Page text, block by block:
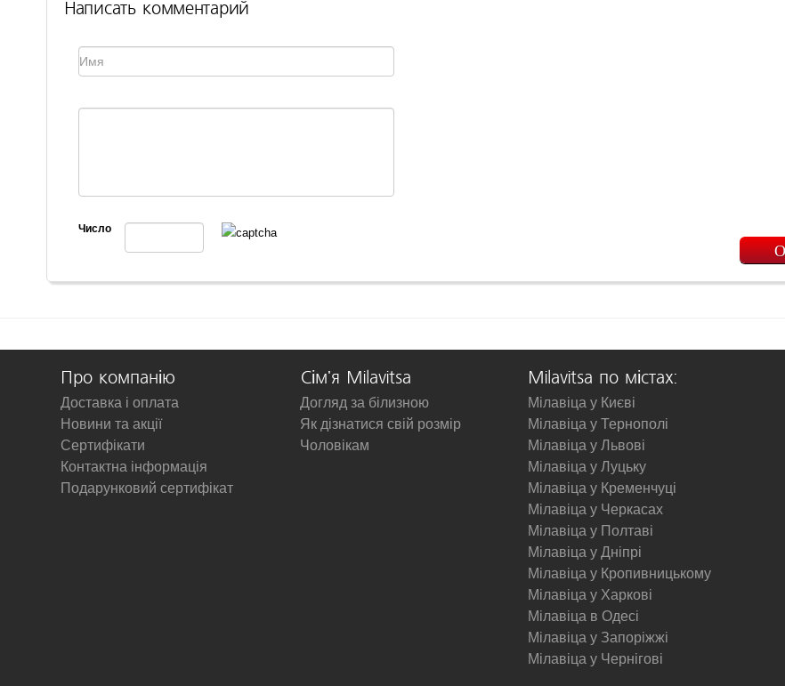
Написать комментарий
Число
Про компанію
Доставка і оплата
Новини та акції
Сертифікати
Контактна інформація
Подарунковий сертифікат
Сім'я Milavitsa
Догляд за білизною
Як дізнатися свій розмір
Чоловікам
Milavitsa по містах:
Мілавіца у Києві
Мілавіца у Тернополі
Мілавіца у Львові
Мілавіца у Луцьку
Мілавіца у Кременчуці
Мілавіца у Черкасах
Мілавіца у Полтаві
Мілавіца у Дніпрі
Мілавіца у Кропивницькому
Мілавіца у Харкові
Мілавіца в Одесі
Мілавіца у Запоріжжі
Мілавіца у Чернігові